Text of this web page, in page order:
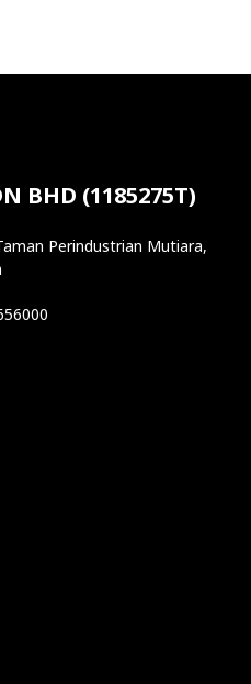
BHD (1185275T)
Perindustrian Mutiara,